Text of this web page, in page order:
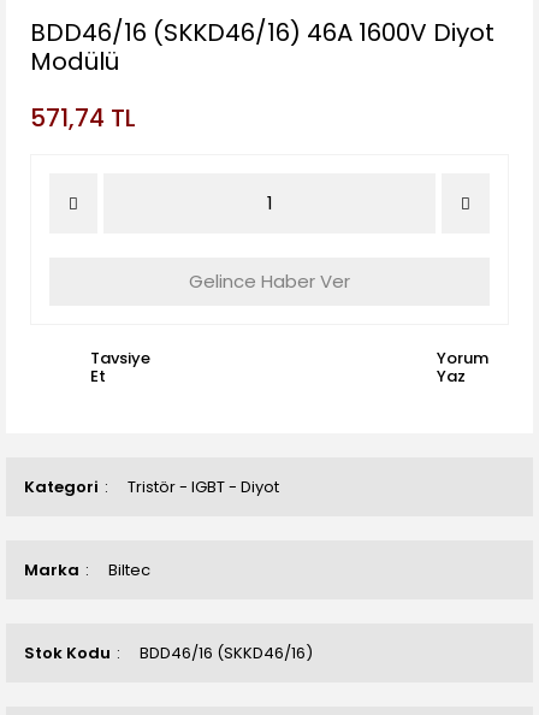
Kategori Tristör - IGBT - Diyot
Marka Biltec
Stok Kodu BDD46/16 (SKKD46/16)
BDD46/16 (SKKD46/16) 46A 1600V Diyot
Modülü
571,74 TL
Gelince Haber Ver
Tavsiye
Et
Yorum
Yaz